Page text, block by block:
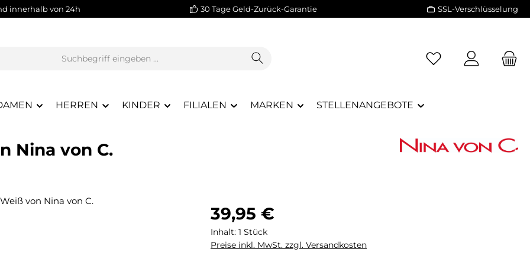
innerhalb von 24h 30 Tage Geld-Zurück-Garantie SSL-Verschlüsselung
HERREN KINDER FILIALEN MARKEN STELLENANGEBOTE
Nina von C.
Regulärer Preis:
39,95 €
Inhalt: 1 Stück
Preise inkl. MwSt. zzgl. Versandkosten